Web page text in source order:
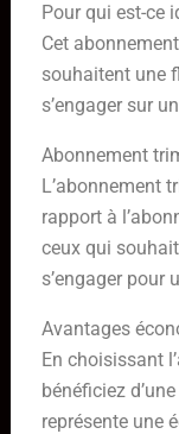
Pour qui est-ce
Cet
souhaitent une
s’engager sur
Abonnement
L’abonnement
rapport à
ceux qui
s’engager pour
Avantages
En choisissant
bénéficiez
représente une